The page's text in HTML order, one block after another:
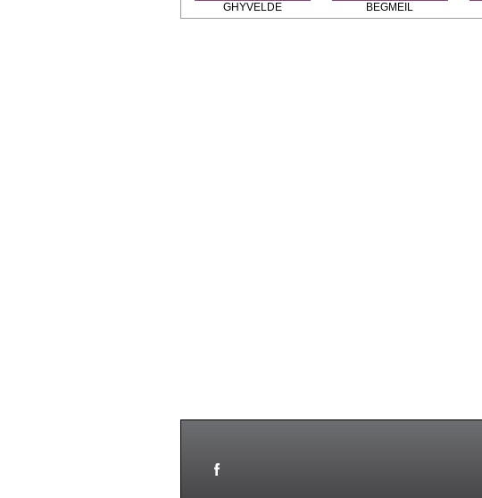
GHYVELDE
BEGMEIL